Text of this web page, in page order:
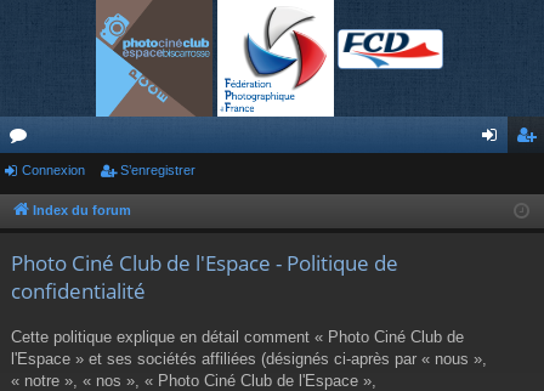
or
u nr
Connexion S’enregistrer
Index du forum
Photo Ciné Club de l'Espace - Politique de
confidentialité
Cette politique explique en détail comment « Photo Ciné Club de
l'Espace » et ses sociétés affiliées (désignés ci-après par « nous »,
« notre », « nos », « Photo Ciné Club de l'Espace »,